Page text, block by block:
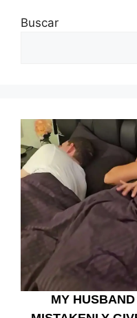
Buscar
MY